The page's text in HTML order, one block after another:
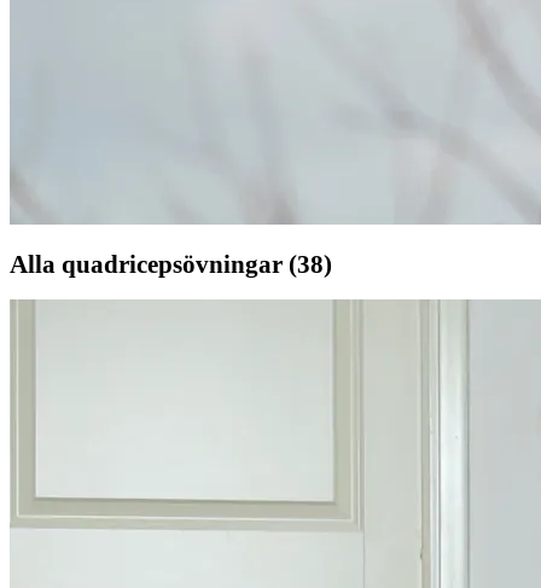
Alla quadricepsövningar (38)